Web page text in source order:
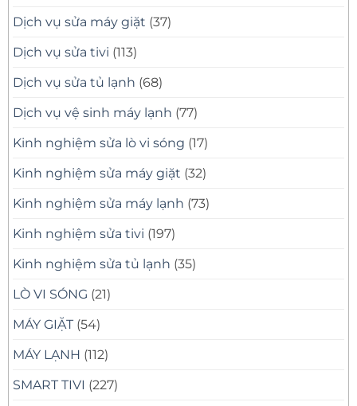
Dịch vụ sửa máy giặt (37)
Dịch vụ sửa tivi (113)
Dịch vụ sửa tủ lạnh (68)
Dịch vụ vệ sinh máy lạnh (77)
Kinh nghiệm sửa lò vi sóng (17)
Kinh nghiệm sửa máy giặt (32)
Kinh nghiệm sửa máy lạnh (73)
Kinh nghiệm sửa tivi (197)
Kinh nghiệm sửa tủ lạnh (35)
LÒ VI SÓNG (21)
MÁY GIẶT (54)
MÁY LẠNH (112)
SMART TIVI (227)